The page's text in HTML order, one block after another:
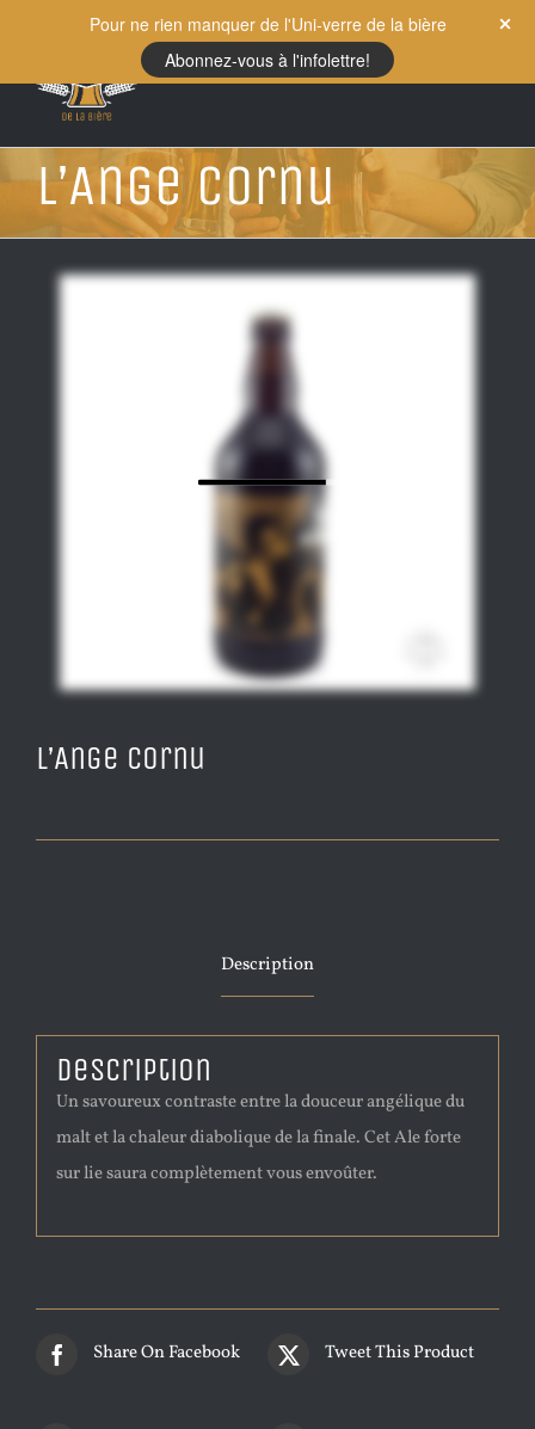
content
L’Ange cornu
L’Ange cornu
Description
Description
Un savoureux contraste entre la douceur angélique du
malt et la chaleur diabolique de la finale. Cet Ale forte
sur lie saura complètement vous envoûter.
Share On Facebook Tweet This Product
Pour ne rien manquer de l'Uni-verre de la bière
Abonnez-vous à l'infolettre!